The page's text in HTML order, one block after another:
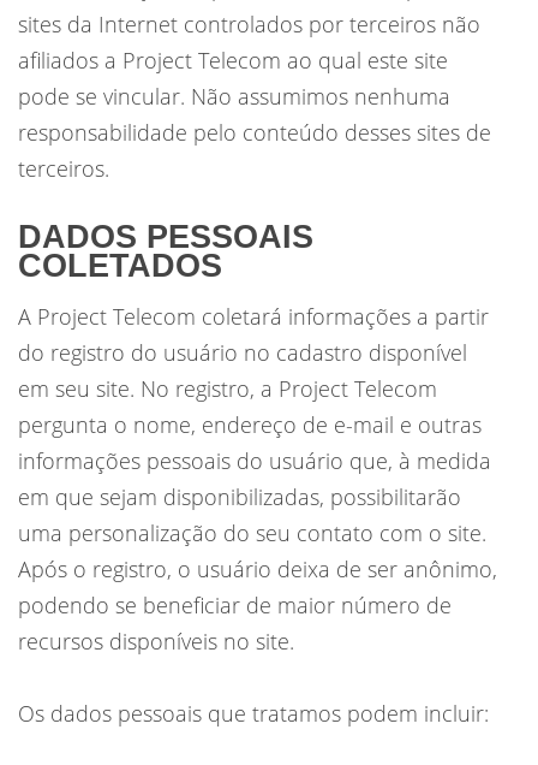
sites da Internet controlados por terceiros não
afiliados a Project Telecom ao qual este site
pode se vincular. Não assumimos nenhuma
responsabilidade pelo conteúdo desses sites de
terceiros.
DADOS PESSOAIS
COLETADOS
A Project Telecom coletará informações a partir
do registro do usuário no cadastro disponível
em seu site. No registro, a Project Telecom
pergunta o nome, endereço de e-mail e outras
informações pessoais do usuário que, à medida
em que sejam disponibilizadas, possibilitarão
uma personalização do seu contato com o site.
Após o registro, o usuário deixa de ser anônimo,
podendo se beneficiar de maior número de
recursos disponíveis no site.
Os dados pessoais que tratamos podem incluir: